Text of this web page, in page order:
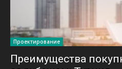
Проектирование
Преимущества